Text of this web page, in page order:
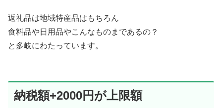
返礼品は地域特産品はもちろん
食料品や日用品やこんなものまであるの？
と多岐にわたっています。
納税額+2000円が上限額